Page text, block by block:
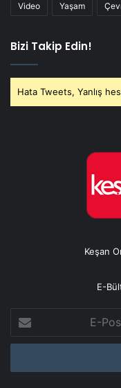
Video Yaşam
Bizi Takip Edin!
Hata Tweets, Yanlış
Keşan
E-
Posta
adresinizi